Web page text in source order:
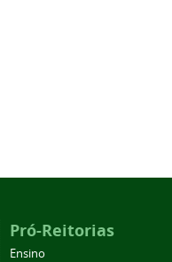
Pró-Reitorias
Ensino